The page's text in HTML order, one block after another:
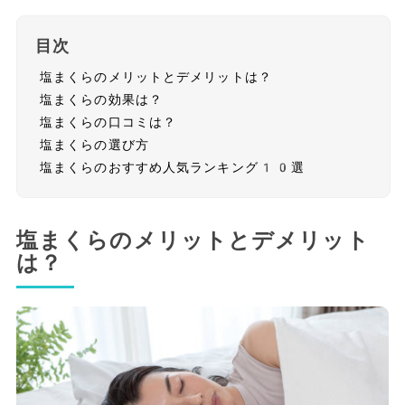
目次
塩まくらのメリットとデメリットは？
塩まくらの効果は？
塩まくらの口コミは？
塩まくらの選び方
塩まくらのおすすめ人気ランキング10選
塩まくらのメリットとデメリット
は？